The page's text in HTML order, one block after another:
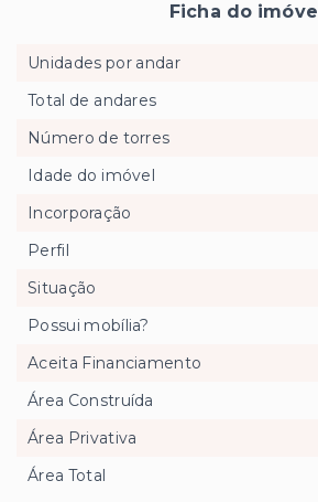
Ficha do imóvel
Unidades por andar
Total de andares
Número de torres
Idade do imóvel
Incorporação
Perfil
Situação
Possui mobília?
Aceita Financiamento
Área Construída
Área Privativa
Área Total